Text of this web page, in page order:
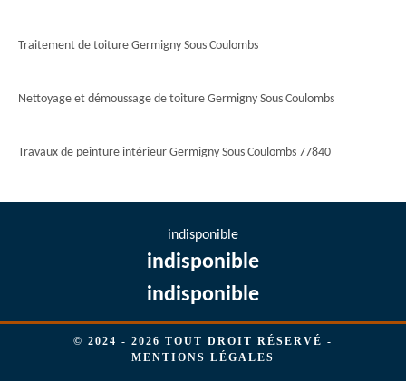
Traitement de toiture Germigny Sous Coulombs
Nettoyage et démoussage de toiture Germigny Sous Coulombs
Travaux de peinture intérieur Germigny Sous Coulombs 77840
indisponible
indisponible
indisponible
© 2024 - 2026 TOUT DROIT RÉSERVÉ -
MENTIONS LÉGALES